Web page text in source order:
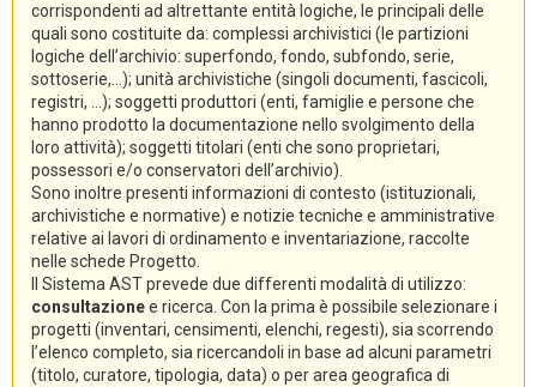
corrispondenti ad altrettante entità logiche, le principali delle
quali sono costituite da: complessi archivistici (le partizioni
logiche dell’archivio: superfondo, fondo, subfondo, serie,
sottoserie,...); unità archivistiche (singoli documenti, fascicoli,
registri, ...); soggetti produttori (enti, famiglie e persone che
hanno prodotto la documentazione nello svolgimento della
loro attività); soggetti titolari (enti che sono proprietari,
possessori e/o conservatori dell’archivio).
Sono inoltre presenti informazioni di contesto (istituzionali,
archivistiche e normative) e notizie tecniche e amministrative
relative ai lavori di ordinamento e inventariazione, raccolte
nelle schede Progetto.
Il Sistema AST prevede due differenti modalità di utilizzo:
consultazionee ricerca. Con la prima è possibile selezionare i
progetti (inventari, censimenti, elenchi, regesti), sia scorrendo
l’elenco completo, sia ricercandoli in base ad alcuni parametri
(titolo, curatore, tipologia, data) o per area geografica di